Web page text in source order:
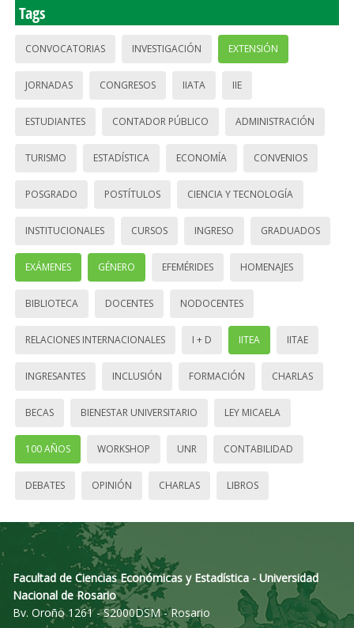
Tags
CONVOCATORIAS INVESTIGACIÓN EXTENSIÓN
JORNADAS CONGRESOS IIATA IIE
ESTUDIANTES CONTADOR PÚBLICO ADMINISTRACIÓN
TURISMO ESTADÍSTICA ECONOMÍA CONVENIOS
POSGRADO POSTÍTULOS CIENCIA Y TECNOLOGÍA
INSTITUCIONALES CURSOS INGRESO GRADUADOS
EXÁMENES GÉNERO EFEMÉRIDES HOMENAJES
BIBLIOTECA DOCENTES NODOCENTES
RELACIONES INTERNACIONALES I + D IITEA IITAE
INGRESANTES INCLUSIÓN FORMACIÓN CHARLAS
BECAS BIENESTAR UNIVERSITARIO LEY MICAELA
100 AÑOS WORKSHOP UNR CONTABILIDAD
DEBATES OPINIÓN CHARLAS LIBROS
Facultad de Ciencias Económicas y Estadística - Universidad
Nacional de Rosario
Bv. Oroño 1261 - S2000DSM - Rosario